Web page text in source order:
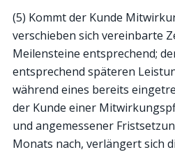
(5) Kommt der Kunde
verschieben sich vereinbarte
Meilensteine entsprechend;
entsprechend späteren
während eines bereits
der Kunde einer
und angemessener
Monats nach, verlängert sich